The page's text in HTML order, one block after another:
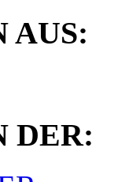
AUS:
DER: